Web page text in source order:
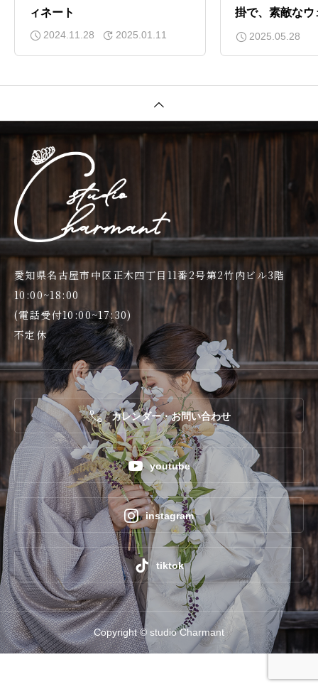
ィネート
2024.11.28 2025.01.11
掛で、素敵な
トを。
2025.05.28
愛知県名古屋市中区正木四丁目11番2号第2竹内ビル3階
10:00~18:00
(電話受付10:00~17:30)
不定休
 カレンダー・お問い合わせ
 youtube
 instagram
 tiktok
Copyright © studio Charmant
Instagram